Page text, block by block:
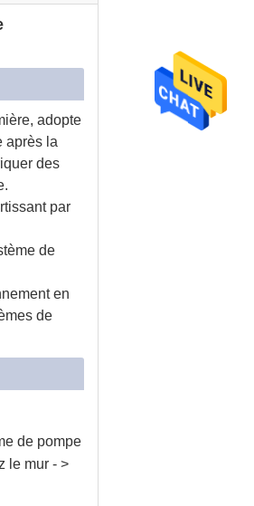
adopte
après la
des
par
de
en
de
de pompe
le mur - >